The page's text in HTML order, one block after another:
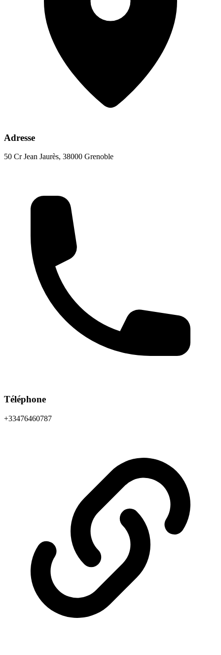
Adresse
50 Cr Jean Jaurès, 38000 Grenoble
Téléphone
+33476460787